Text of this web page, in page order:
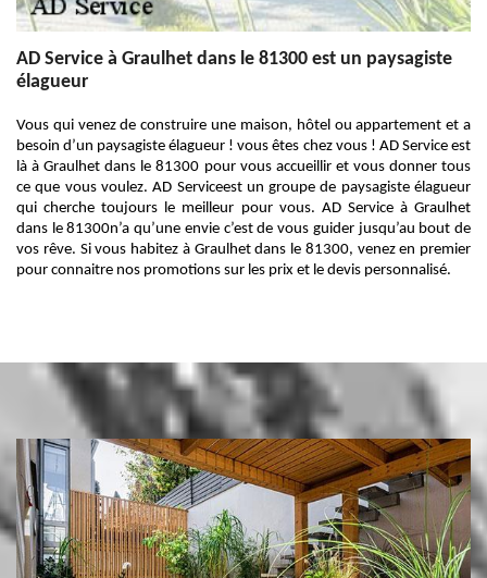
AD Service à Graulhet dans le 81300 est un paysagiste
élagueur
Vous qui venez de construire une maison, hôtel ou appartement et a
besoin d’un paysagiste élagueur ! vous êtes chez vous ! AD Service est
là à Graulhet dans le 81300 pour vous accueillir et vous donner tous
ce que vous voulez. AD Serviceest un groupe de paysagiste élagueur
qui cherche toujours le meilleur pour vous. AD Service à Graulhet
dans le 81300n’a qu’une envie c’est de vous guider jusqu’au bout de
vos rêve. Si vous habitez à Graulhet dans le 81300, venez en premier
pour connaitre nos promotions sur les prix et le devis personnalisé.